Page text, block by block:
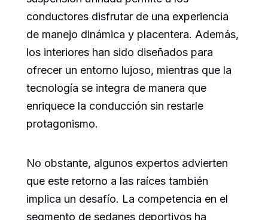
conductores disfrutar de una experiencia
de manejo dinámica y placentera. Además,
los interiores han sido diseñados para
ofrecer un entorno lujoso, mientras que la
tecnología se integra de manera que
enriquece la conducción sin restarle
protagonismo.
No obstante, algunos expertos advierten
que este retorno a las raíces también
implica un desafío. La competencia en el
segmento de sedanes deportivos ha